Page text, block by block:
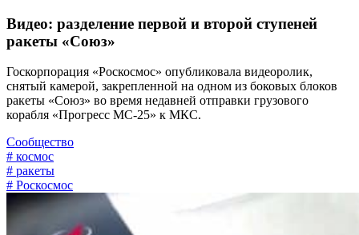
Видео: разделение первой и второй ступеней
ракеты «Союз»
Госкорпорация «Роскосмос» опубликовала видеоролик,
снятый камерой, закрепленной на одном из боковых блоков
ракеты «Союз» во время недавней отправки грузового
корабля «Прогресс МС-25» к МКС.
Сообщество
# космос
# ракеты
# Роскосмос